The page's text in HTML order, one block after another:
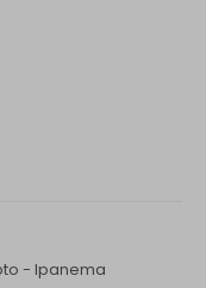
- Ipanema